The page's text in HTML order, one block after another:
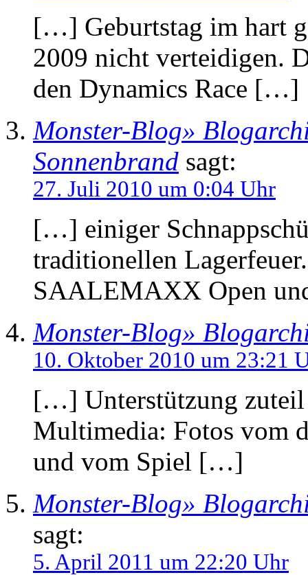
[…] Geburtstag im hart
2009 nicht verteidigen.
den Dynamics Race […]
Monster-Blog»
Sonnenbrand sagt:
27. Juli 2010 um 0:04 Uhr
[…] einiger
traditionellen
SAALEMAXX Open
Monster-Blog»
10. Oktober 2010 um 23:21
[…] Unterstützung zuteil
Multimedia: Fotos vom
und vom Spiel […]
Monster-Blog»
sagt:
5. April 2011 um 22:20 Uhr